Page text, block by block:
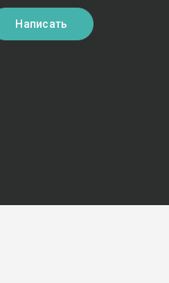
Написать